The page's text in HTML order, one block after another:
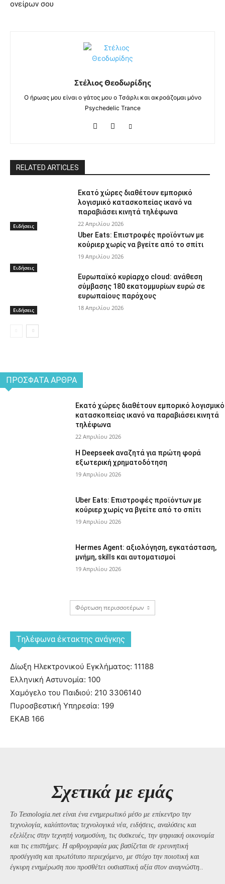
ονείρων σου
Στέλιος Θεοδωρίδης
Ο ήρωας μου είναι ο γάτος μου ο Τσάρλι και ακροάζομαι μόνο
Psychedelic Trance
RELATED ARTICLES
Ειδήσεις
Εκατό χώρες διαθέτουν εμπορικό
λογισμικό κατασκοπείας ικανό να
παραβιάσει κινητά τηλέφωνα
22 Απριλίου 2026
Ειδήσεις
Uber Eats: Επιστροφές προϊόντων με
κούριερ χωρίς να βγείτε από το σπίτι
19 Απριλίου 2026
Ειδήσεις
Ευρωπαϊκό κυρίαρχο cloud: ανάθεση
σύμβασης 180 εκατομμυρίων ευρώ σε
ευρωπαίους παρόχους
18 Απριλίου 2026
ΠΡΌΣΦΑΤΑ ΆΡΘΡΑ
Εκατό χώρες διαθέτουν εμπορικό λογισμικό
κατασκοπείας ικανό να παραβιάσει κινητά
τηλέφωνα
22 Απριλίου 2026
Η Deepseek αναζητά για πρώτη φορά
εξωτερική χρηματοδότηση
19 Απριλίου 2026
Uber Eats: Επιστροφές προϊόντων με
κούριερ χωρίς να βγείτε από το σπίτι
19 Απριλίου 2026
Hermes Agent: αξιολόγηση, εγκατάσταση,
μνήμη, skills και αυτοματισμοί
19 Απριλίου 2026
Φόρτωση περισσοτέρων
Tηλέφωνα έκτακτης ανάγκης
Δίωξη Ηλεκτρονικού Εγκλήματος: 11188
Ελληνική Αστυνομία: 100
Χαμόγελο του Παιδιού: 210 3306140
Πυροσβεστική Υπηρεσία: 199
ΕΚΑΒ 166
Σχετικά με εμάς
Το Texnologia.net είναι ένα ενημερωτικό μέσο με επίκεντρο την
τεχνολογία, καλύπτοντας τεχνολογικά νέα, ειδήσεις, αναλύσεις και
εξελίξεις στην τεχνητή νοημοσύνη, τις συσκευές, την ψηφιακή οικονομία
και τις επιστήμες. Η αρθρογραφία μας βασίζεται σε ερευνητική
προσέγγιση και πρωτότυπο περιεχόμενο, με στόχο την ποιοτική και
έγκυρη ενημέρωση που προσθέτει ουσιαστική αξία στον αναγνώστη..